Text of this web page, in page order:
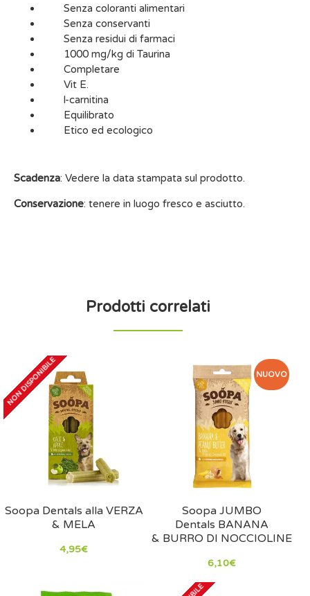
Senza coloranti alimentari
Senza conservanti
Senza residui di farmaci
1000 mg/kg di Taurina
Completare
Vit E.
l-carnitina
Equilibrato
Etico ed ecologico
Scadenza: Vedere la data stampata sul prodotto.
Conservazione: tenere in luogo fresco e asciutto.
Prodotti correlati
NON DISPONIBILE
Soopa Dentals alla VERZA
& MELA
4,95€
NUOVO
Soopa JUMBO
Dentals BANANA
& BURRO DI NOCCIOLINE
6,10€